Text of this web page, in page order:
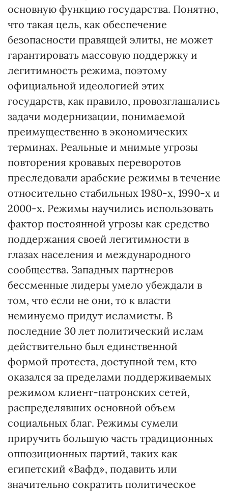
основную функцию государства. Понятно,
что такая цель, как обеспечение
безопасности правящей элиты, не может
гарантировать массовую поддержку и
легитимность режима, поэтому
официальной идеологией этих
государств, как правило, провозглашались
задачи модернизации, понимаемой
преимущественно в экономических
терминах. Реальные и мнимые угрозы
повторения кровавых переворотов
преследовали арабские режимы в течение
относительно стабильных 1980-х, 1990-х и
2000-х. Режимы научились использовать
фактор постоянной угрозы как средство
поддержания своей легитимности в
глазах населения и международного
сообщества. Западных партнеров
бессменные лидеры умело убеждали в
том, что если не они, то к власти
неминуемо придут исламисты. В
последние 30 лет политический ислам
действительно был единственной
формой протеста, доступной тем, кто
оказался за пределами поддерживаемых
режимом клиент-патронских сетей,
распределявших основной объем
социальных благ. Режимы сумели
приручить большую часть традиционных
оппозиционных партий, таких как
египетский «Вафд», подавить или
значительно сократить политическое